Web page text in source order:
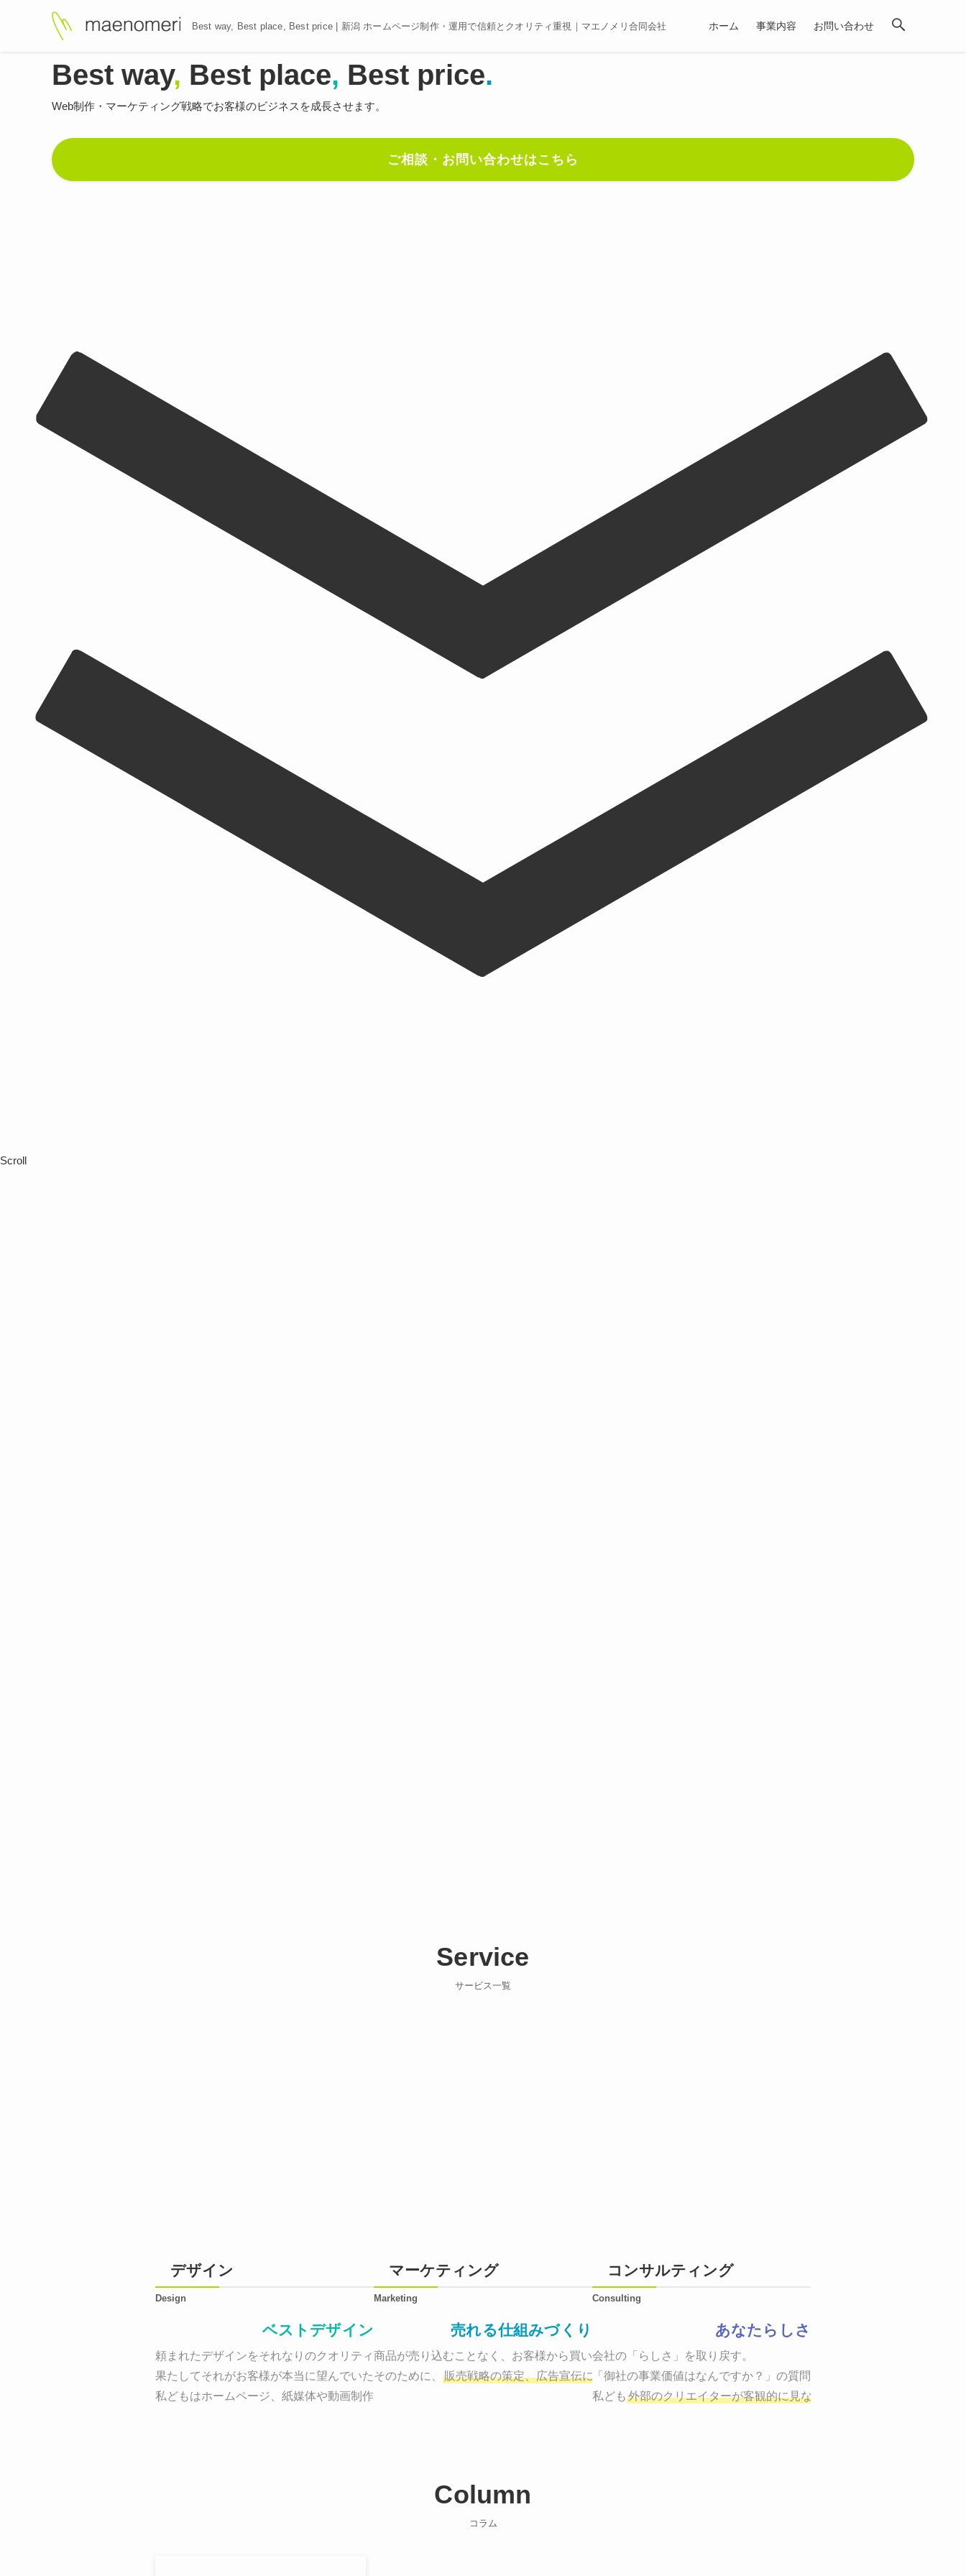
Best way, Best place, Best price | 新潟 ホームページ制作・運用で信頼とクオリティ重視｜マエノメリ合同会社 ホーム 事業内容 お問い合わせ
Best way, Best place, Best price.
Web制作・マーケティング戦略でお客様のビジネスを成長させます。
ご相談・お問い合わせはこちら
Scroll
Service
サービス一覧
デザイン
Design
ベストデザイン
頼まれたデザインをそれなりのクオリティーで作り納品する。
果たしてそれがお客様が本当に望んでいた、デザインのゴールでしょうか。
私どもはホームページ、紙媒体や動画制作まで
お客様のサービスを適した場所へ届けるために、適切な方法を企画しご提案いたします。
マーケティング
Marketing
売れる仕組みづくり
商品が売り込むことなく、お客様から買いたくなる状態をつくるために、適した場所へ適切なターゲットに向け
そのために、
販売戦略の策定、広告宣伝に効果検証までの一連のプロセスを考え実行・検証・修正
コンサルティング
Consulting
あなたらしさ
会社の「らしさ」を取り戻す。
「御社の事業価値はなんですか？」の質問に答えることはできるでしょ
私ども 外部のクリエイターが客観的に見ながら最終的な絵を描き、商
Column
コラム